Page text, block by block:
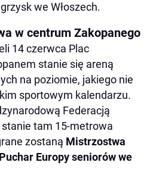
we Włoszech.
w centrum Zakopanego
14 czerwca Plac
stanie się areną
na poziomie, jakiego nie
sportowym kalendarzu.
Federacją
tam 15-metrowa
zostaną Mistrzostwa
Europy seniorów we